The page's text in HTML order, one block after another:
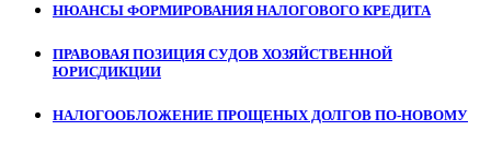
НЮАНСЫ ФОРМИРОВАНИЯ НАЛОГОВОГО КРЕДИТА
ПРАВОВАЯ ПОЗИЦИЯ СУДОВ ХОЗЯЙСТВЕННОЙ
ЮРИСДИКЦИИ
НАЛОГООБЛОЖЕНИЕ ПРОЩЕНЫХ ДОЛГОВ ПО-НОВОМУ